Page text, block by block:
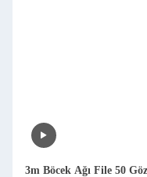
3m Böcek Ağı File 50